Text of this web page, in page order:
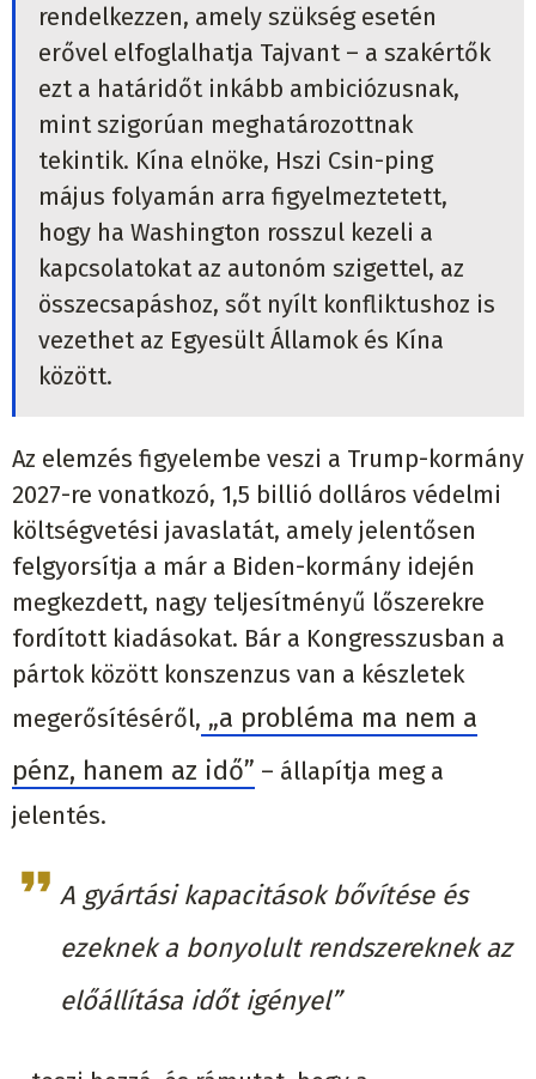
rendelkezzen, amely szükség esetén
erővel elfoglalhatja Tajvant – a szakértők
ezt a határidőt inkább ambiciózusnak,
mint szigorúan meghatározottnak
tekintik. Kína elnöke, Hszi Csin-ping
május folyamán arra figyelmeztetett,
hogy ha Washington rosszul kezeli a
kapcsolatokat az autonóm szigettel, az
összecsapáshoz, sőt nyílt konfliktushoz is
vezethet az Egyesült Államok és Kína
között.
Az elemzés figyelembe veszi a Trump-kormány
2027-re vonatkozó, 1,5 billió dolláros védelmi
költségvetési javaslatát, amely jelentősen
felgyorsítja a már a Biden-kormány idején
megkezdett, nagy teljesítményű lőszerekre
fordított kiadásokat. Bár a Kongresszusban a
pártok között konszenzus van a készletek
megerősítéséről, „a probléma ma nem a
pénz, hanem az idő” – állapítja meg a
jelentés.
A gyártási kapacitások bővítése és
ezeknek a bonyolult rendszereknek az
előállítása időt igényel”